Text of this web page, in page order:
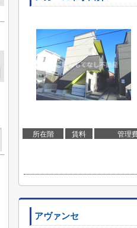
所在階 賃料 管理
アヴァンセ